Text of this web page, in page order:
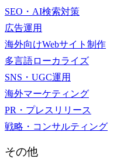
SEO・AI検索対策
広告運用
海外向けWebサイト制作
多言語ローカライズ
SNS・UGC運用
海外マーケティング
PR・プレスリリース
戦略・コンサルティング
その他